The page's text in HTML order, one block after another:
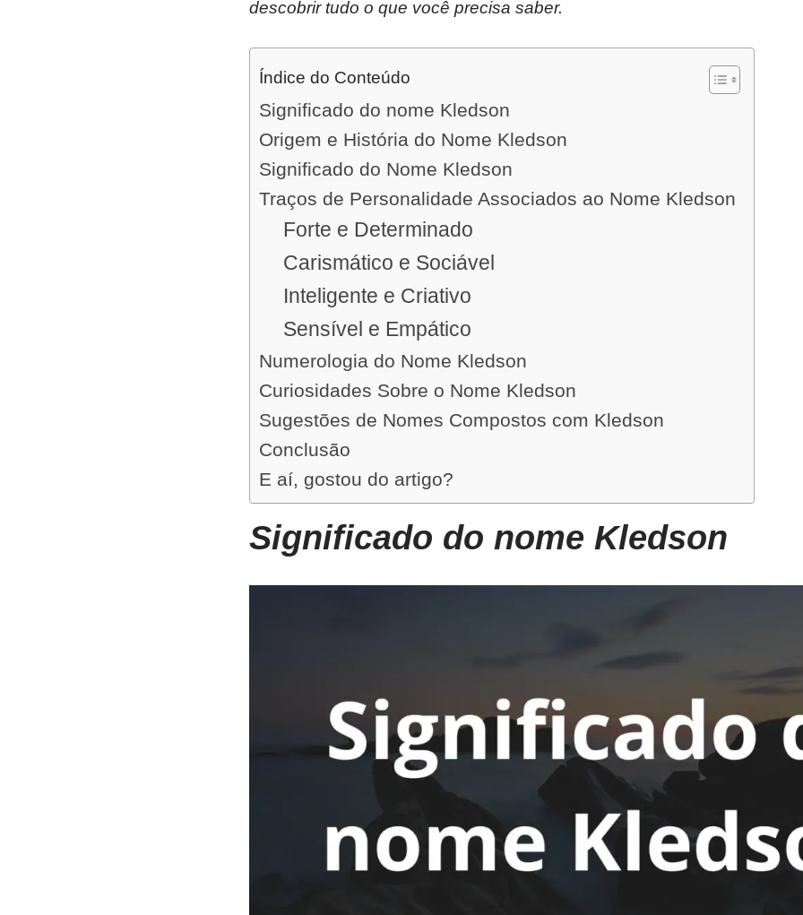
descobrir tudo o que você precisa saber.
Índice do Conteúdo
Significado do nome Kledson
Origem e História do Nome Kledson
Significado do Nome Kledson
Traços de Personalidade Associados ao Nome Kledson
Forte e Determinado
Carismático e Sociável
Inteligente e Criativo
Sensível e Empático
Numerologia do Nome Kledson
Curiosidades Sobre o Nome Kledson
Sugestões de Nomes Compostos com Kledson
Conclusão
E aí, gostou do artigo?
Significado do nome Kledson